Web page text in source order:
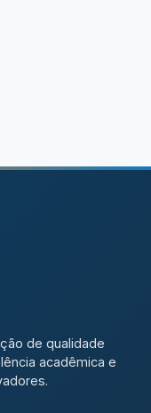
de qualidade
acadêmica e